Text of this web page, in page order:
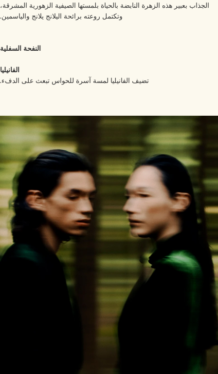
الجذاب بعبير هذه الزهرة النابضة بالحياة بلمستها الصيفية الزهورية المشرقة،
وتكتمل روعته برائحة اليلانج يلانج والياسمين.
النفحة السفلية
الفانيليا
تضيف الفانيليا لمسة آسرة للحواس تبعث على الدفء.